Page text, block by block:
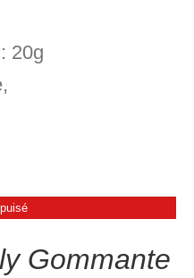
20g
Gommante